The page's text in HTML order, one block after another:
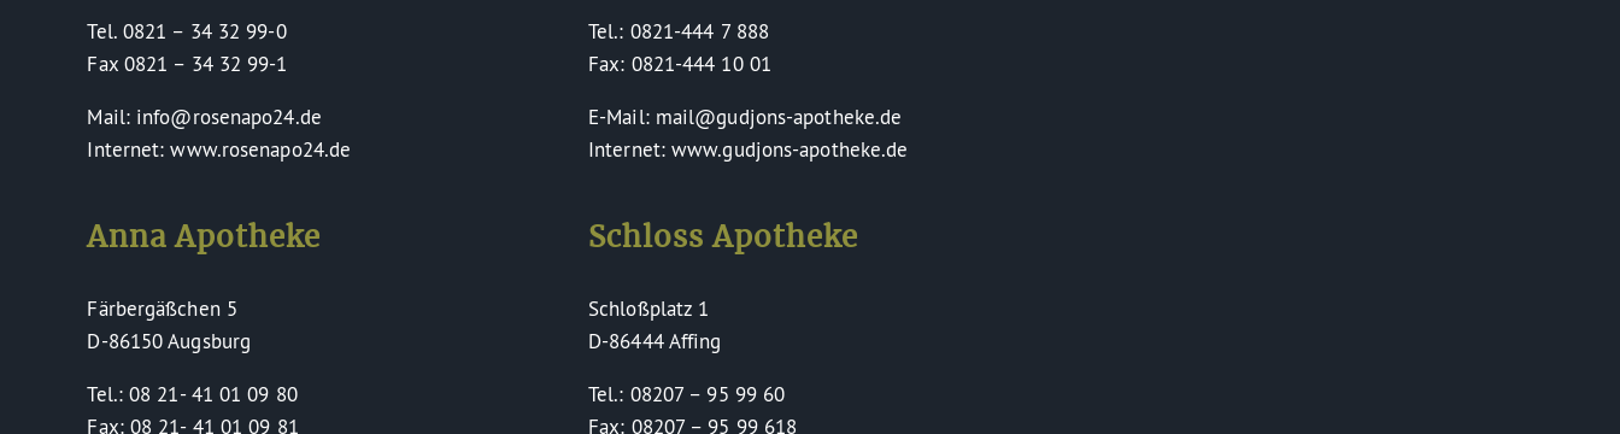
Tel. 0821 – 34 32 99-0
Fax 0821 – 34 32 99-1
Mail: info@rosenapo24.de
Internet: www.rosenapo24.de
Anna Apotheke
Färbergäßchen 5
D-86150 Augsburg
Tel.: 08 21- 41 01 09 80
Fax: 08 21- 41 01 09 81
Tel.: 0821-444 7 888
Fax: 0821-444 10 01
E-Mail: mail@gudjons-apotheke.de
Internet: www.gudjons-apotheke.de
Schloss Apotheke
Schloßplatz 1
D-86444 Affing
Tel.: 08207 – 95 99 60
Fax: 08207 – 95 99 618